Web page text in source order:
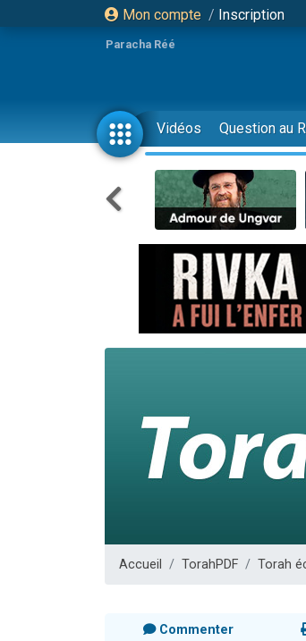
Mon compte / Inscription
Paracha Réé
Vidéos Question au
Accueil TorahPDF Torah
Commenter